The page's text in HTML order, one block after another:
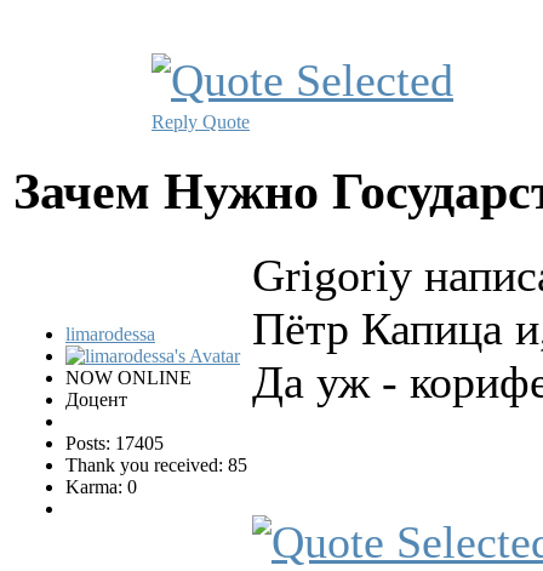
Reply Quote
Зачем Нужно
limarodessa
NOW ONLINE
Доцент
Posts: 17405
Thank you received: 85
Karma: 0
Grigoriy
Пётр Капица
Да уж -